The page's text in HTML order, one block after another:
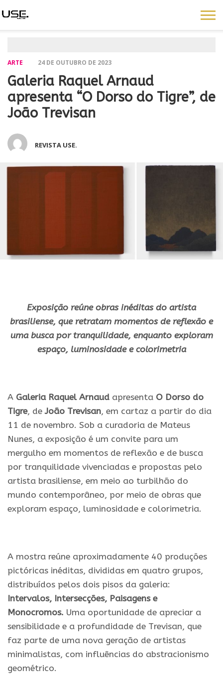
ARTE 24 DE OUTUBRO DE 2023
Galeria Raquel Arnaud
apresenta “O Dorso do Tigre”, de
João Trevisan
REVISTA USE.
Exposição reúne obras inéditas do artista
brasiliense, que retratam momentos de reflexão e
uma busca por tranquilidade, enquanto exploram
espaço, luminosidade e colorimetria
A Galeria Raquel Arnaud apresenta O Dorso do
Tigre, deJoão Trevisan, em cartaz a partir do dia
11 de novembro. Sob a curadoria de Mateus
Nunes, a exposição é um convite para um
mergulho em momentos de reflexão e de busca
por tranquilidade vivenciadas e propostas pelo
artista brasiliense, em meio ao turbilhão do
mundo contemporâneo, por meio de obras que
exploram espaço, luminosidade e colorimetria.
A mostra reúne aproximadamente 40 produções
pictóricas inéditas, divididas em quatro grupos,
distribuídos pelos dois pisos da galeria:
Intervalos, Intersecções, Paisagens e
Monocromos. Uma oportunidade de apreciar a
sensibilidade e a profundidade de Trevisan, que
faz parte de uma nova geração de artistas
minimalistas, com influências do abstracionismo
geométrico.